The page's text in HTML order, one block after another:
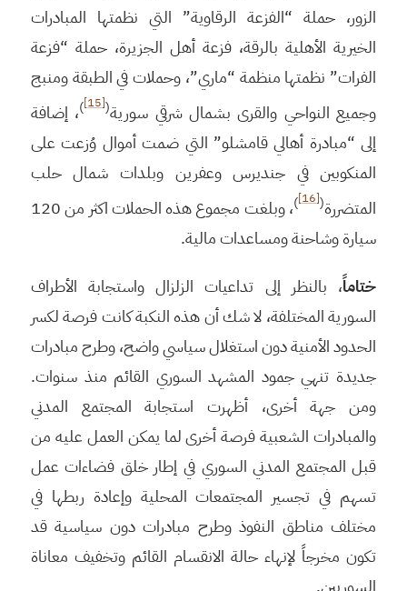
الزور، حملة “الفزعة الرقاوية” التي نظمتها المبادرات
الخيرية الأهلية بالرقة، فزعة أهل الجزيرة، حملة “فزعة
الفرات” نظمتها منظمة “ماري”، وحملات في الطبقة ومنبج
وجميع النواحي والقرى بشمال شرقي سورية(
[15]
)، إضافة
إلى “مبادرة أهالي قامشلو” التي ضمت أموال وُزعت على
المنكوبين في جنديرس وعفرين وبلدات شمال حلب
المتضررة(
[16]
)
، وبلغت مجموع هذه الحملات اكثر من 120
سيارة وشاحنة ومساعدات مالية.
ختاماً، بالنظر إلى تداعيات الزلزال واستجابة الأطراف
السورية المختلفة، لا شك أن هذه النكبة كانت فرصة لكسر
الحدود الأمنية دون استغلال سياسي واضح، وطرح مبادرات
جديدة تنهي جمود المشهد السوري القائم منذ سنوات.
ومن جهة أخرى، أظهرت استجابة المجتمع المدني
والمبادرات الشعبية فرصة أخرى لما يمكن العمل عليه من
قبل المجتمع المدني السوري في إطار خلق فضاءات عمل
تسهم في تجسير المجتمعات المحلية وإعادة ربطها في
مختلف مناطق النفوذ وطرح مبادرات دون سياسية قد
تكون مخرجاً لإنهاء حالة الانقسام القائم وتخفيف معاناة
السوريين.